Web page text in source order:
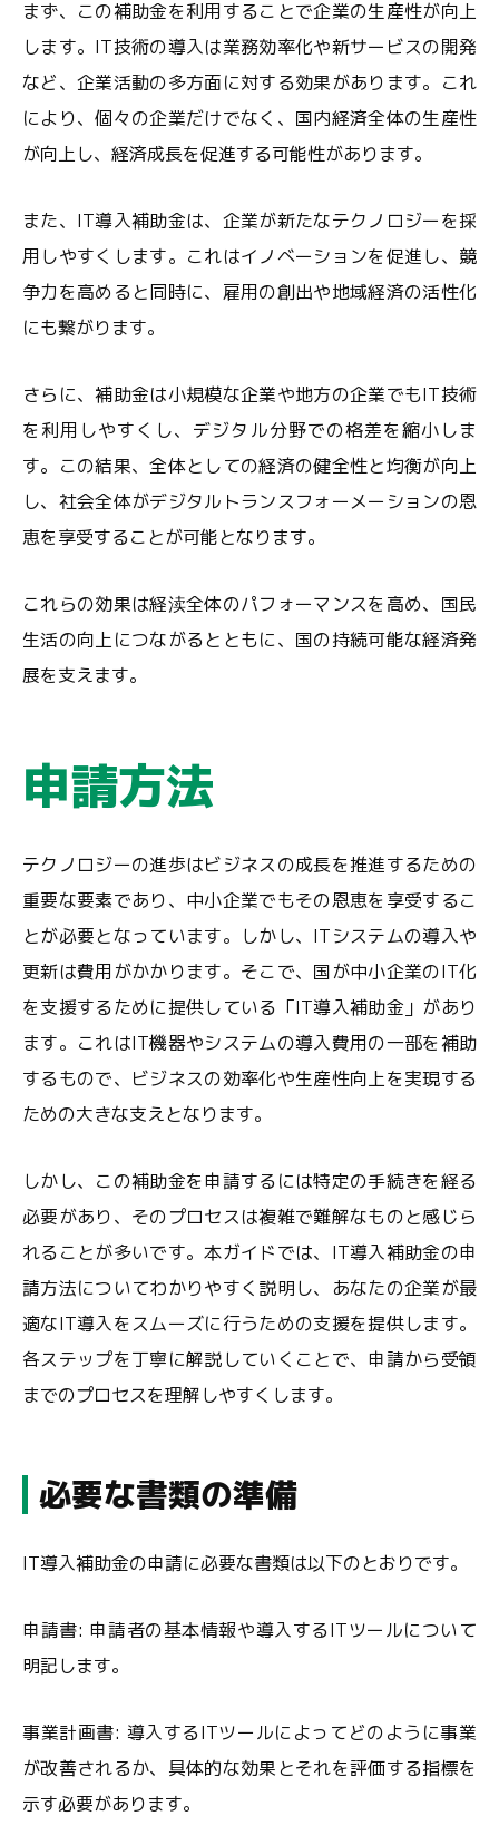
まず、この補助金を利用することで企業の生産性が向上
します。IT技術の導入は業務効率化や新サービスの開発
など、企業活動の多方面に対する効果があります。これ
により、個々の企業だけでなく、国内経済全体の生産性
が向上し、経済成長を促進する可能性があります。
また、IT導入補助金は、企業が新たなテクノロジーを採
用しやすくします。これはイノベーションを促進し、競
争力を高めると同時に、雇用の創出や地域経済の活性化
にも繋がります。
さらに、補助金は小規模な企業や地方の企業でもIT技術
を利用しやすくし、デジタル分野での格差を縮小しま
す。この結果、全体としての経済の健全性と均衡が向上
し、社会全体がデジタルトランスフォーメーションの恩
恵を享受することが可能となります。
これらの効果は経渎全体のパフォーマンスを高め、国民
生活の向上につながるとともに、国の持続可能な経済発
展を支えます。
申請方法
テクノロジーの進歩はビジネスの成長を推進するための
重要な要素であり、中小企業でもその恩恵を享受するこ
とが必要となっています。しかし、ITシステムの導入や
更新は費用がかかります。そこで、国が中小企業のIT化
を支援するために提供している「IT導入補助金」があり
ます。これはIT機器やシステムの導入費用の一部を補助
するもので、ビジネスの効率化や生産性向上を実現する
ための大きな支えとなります。
しかし、この補助金を申請するには特定の手続きを経る
必要があり、そのプロセスは複雑で難解なものと感じら
れることが多いです。本ガイドでは、IT導入補助金の申
請方法についてわかりやすく説明し、あなたの企業が最
適なIT導入をスムーズに行うための支援を提供します。
各ステップを丁寧に解説していくことで、申請から受領
までのプロセスを理解しやすくします。
必要な書類の準備
IT導入補助金の申請に必要な書類は以下のとおりです。
申請書: 申請者の基本情報や導入するITツールについて
明記します。
事業計画書: 導入するITツールによってどのように事業
が改善されるか、具体的な効果とそれを評価する指標を
示す必要があります。